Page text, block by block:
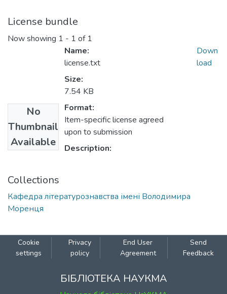
License bundle
Now showing 1 - 1 of 1
No
Thumbnail
Available
Name:
license.txt
Size:
7.54 KB
Format:
Item-specific license agreed
upon to submission
Description:
Down
load
Collections
Кафедра літературознавства імені Володимира
Моренця
Cookie
settings
Privacy
policy
End User
Agreement
Send
Feedback
БІБЛІОТЕКА НАУКМА